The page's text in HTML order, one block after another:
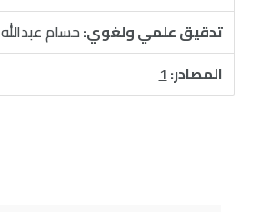
تدقيق علمي ولغوي:حسام عبدالله
المصادر:1